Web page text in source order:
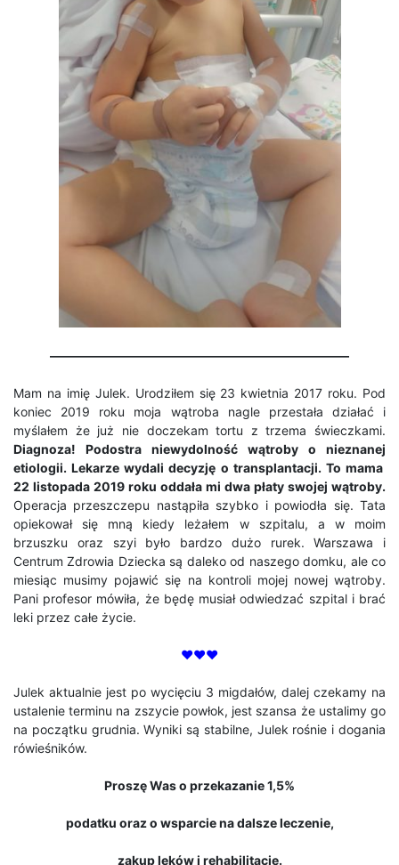
————————————————————————
Mam na imię Julek. Urodziłem się 23 kwietnia 2017 roku. Pod
koniec 2019 roku moja wątroba nagle przestała działać i
myślałem że już nie doczekam tortu z trzema świeczkami.
Diagnoza! Podostra niewydolność wątroby o nieznanej
etiologii. Lekarze wydali decyzję o transplantacji. To mama
22 listopada 2019 roku oddała mi dwa płaty swojej wątroby.
Operacja przeszczepu nastąpiła szybko i powiodła się. Tata
opiekował się mną kiedy leżałem w szpitalu, a w moim
brzuszku oraz szyi było bardzo dużo rurek. Warszawa i
Centrum Zdrowia Dziecka są daleko od naszego domku, ale co
miesiąc musimy pojawić się na kontroli mojej nowej wątroby.
Pani profesor mówiła, że będę musiał odwiedzać szpital i brać
leki przez całe życie.
♥♥♥
Julek aktualnie jest po wycięciu 3 migdałów, dalej czekamy na
ustalenie terminu na zszycie powłok, jest szansa że ustalimy go
na początku grudnia. Wyniki są stabilne, Julek rośnie i dogania
rówieśników.
Proszę Was o przekazanie 1,5%
podatku oraz o wsparcie na dalsze leczenie,
zakup leków i rehabilitację.